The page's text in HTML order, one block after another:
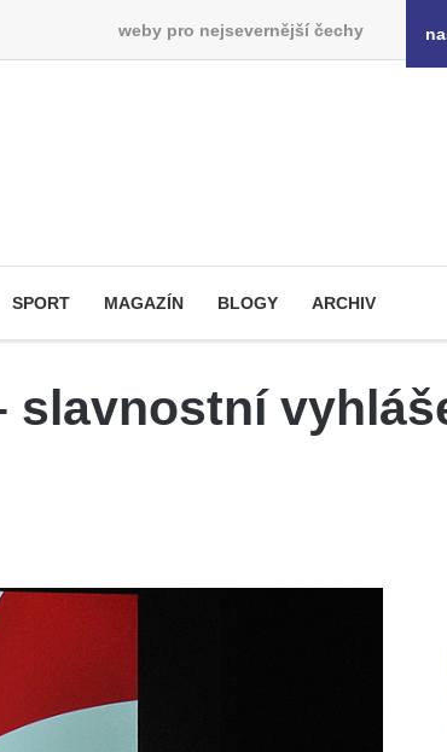
weby pro nejsevernější čechy
SPORT MAGAZÍN BLOGY ARCHIV
slavnostní